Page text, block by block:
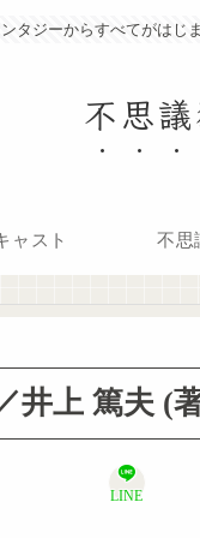
タジーからすべてがはじ
不思
ャスト 不思
井上 篤夫 (
LINE